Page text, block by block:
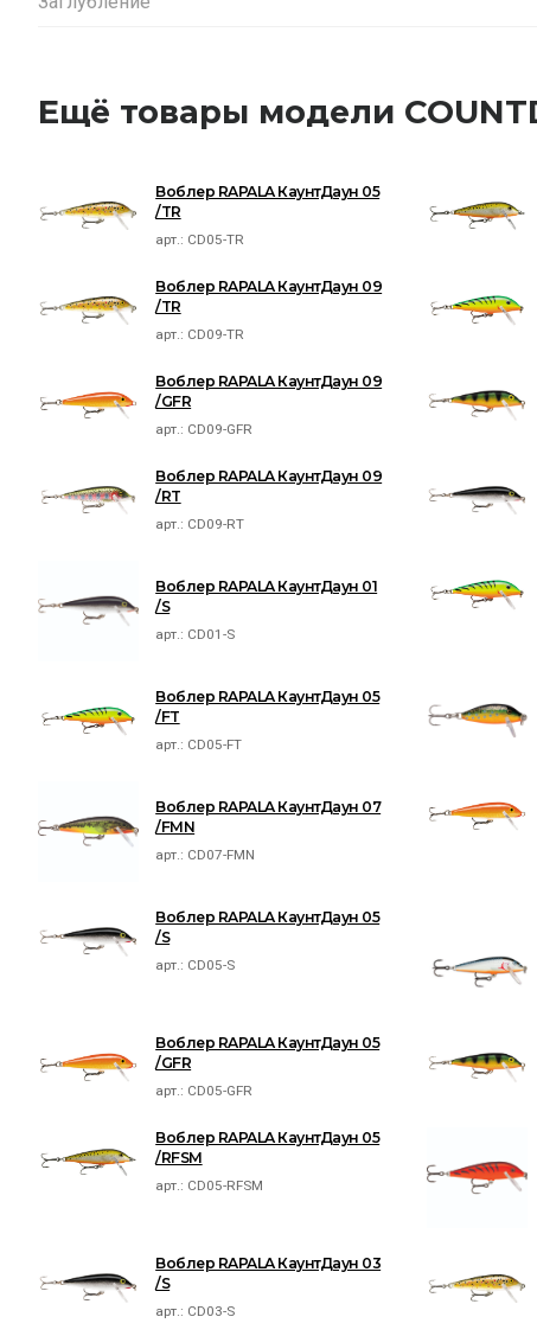
Ещё товары модели
Воблер RAPALA КаунтДаун 05
/TR
арт.: CD05-TR
Воблер RAPALA КаунтДаун 09
/TR
арт.: CD09-TR
Воблер RAPALA КаунтДаун 09
/GFR
арт.: CD09-GFR
Воблер RAPALA КаунтДаун 09
/RT
арт.: CD09-RT
Воблер RAPALA КаунтДаун 01
/S
арт.: CD01-S
Воблер RAPALA КаунтДаун 05
/FT
арт.: CD05-FT
Воблер RAPALA КаунтДаун 07
/FMN
арт.: CD07-FMN
Воблер RAPALA КаунтДаун 05
/S
арт.: CD05-S
Воблер RAPALA КаунтДаун 05
/GFR
арт.: CD05-GFR
Воблер RAPALA КаунтДаун 05
/RFSM
арт.: CD05-RFSM
Воблер RAPALA КаунтДаун 03
/S
арт.: CD03-S